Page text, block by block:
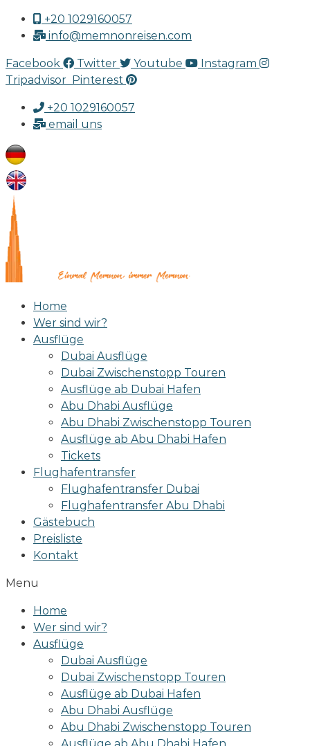
+20 1029160057
info@memnonreisen.com
Facebook Twitter Youtube
Instagram
Tripadvisor Pinterest
+20 1029160057
email uns
Home
Wer sind wir?
Ausflüge
Dubai Ausflüge
Dubai Zwischenstopp Touren
Ausflüge ab Dubai Hafen
Abu Dhabi Ausflüge
Abu Dhabi Zwischenstopp Touren
Ausflüge ab Abu Dhabi Hafen
Tickets
Flughafentransfer
Flughafentransfer Dubai
Flughafentransfer Abu Dhabi
Gästebuch
Preisliste
Kontakt
Menu
Home
Wer sind wir?
Ausflüge
Dubai Ausflüge
Dubai Zwischenstopp Touren
Ausflüge ab Dubai Hafen
Abu Dhabi Ausflüge
Abu Dhabi Zwischenstopp Touren